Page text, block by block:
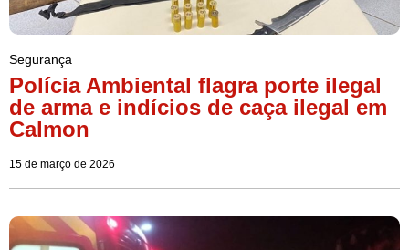
Segurança
Polícia Ambiental flagra porte ilegal
de arma e indícios de caça ilegal em
Calmon
15 de março de 2026